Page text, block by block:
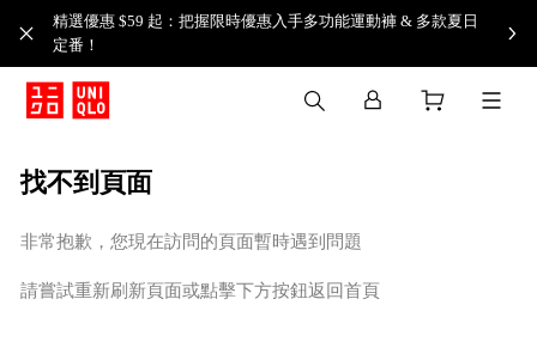
精選優惠 $59 起：把握限時優惠入手多功能運動褲 & 多款夏日
定番！​
找不到頁面
非常抱歉，您現在訪問的頁面暫時遇到問題
請嘗試重新刷新頁面或點擊下方按鈕返回首頁